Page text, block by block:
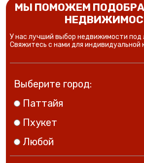
МЫ ПОМОЖЕМ
У нас лучший выбор недвижимости
Свяжитесь с нами для индивидуальной
Выберите город:
Паттайя
Пхукет
Любой